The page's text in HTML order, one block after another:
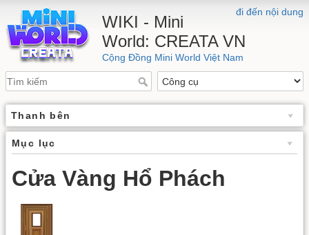
đi đến nội dung
WIKI - Mini
World: CREATA VN
Cộng Đồng Mini World Việt Nam
Thanh bên
Mục lục
Cửa Vàng Hổ Phách